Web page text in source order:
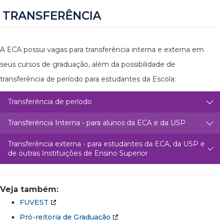
TRANSFERÊNCIA
A ECA possui vagas para transferência interna e externa em
seus cursos de graduação, além da possibilidade de
transferência de período para estudantes da Escola:
Transferência de período
Transferência Interna - para alunos da ECA e da USP
Transferência externa - para estudantes da ECA, da USP e
de outras Instituições de Ensino Superior
Veja também:
FUVEST
Pró-reitoria de Graduação